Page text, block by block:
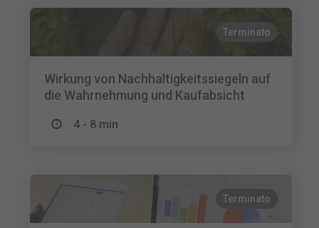
Terminato
Wirkung von Nachhaltigkeitssiegeln auf
die Wahrnehmung und Kaufabsicht
4 - 8 min
Terminato